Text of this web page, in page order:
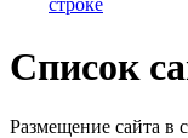
Список
Размещение сайта в